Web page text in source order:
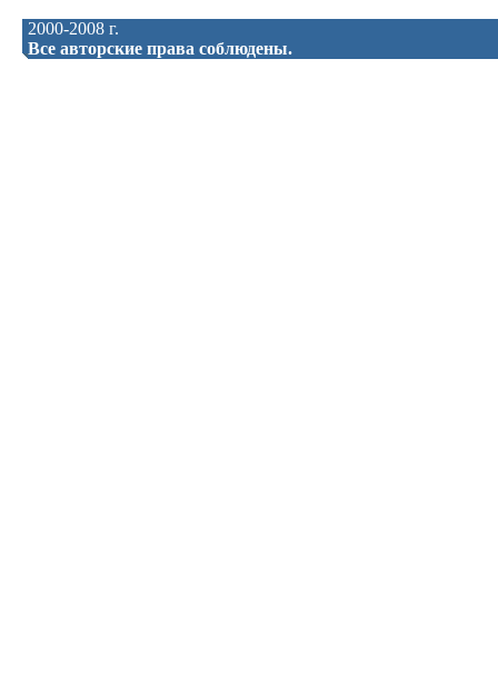
2000-2008 г.
Все авторские права соблюдены.